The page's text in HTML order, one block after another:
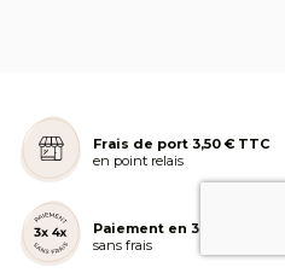
Frais de port 3,50 € TTC
en point relais
Paiement en 3 ou 4x
sans frais